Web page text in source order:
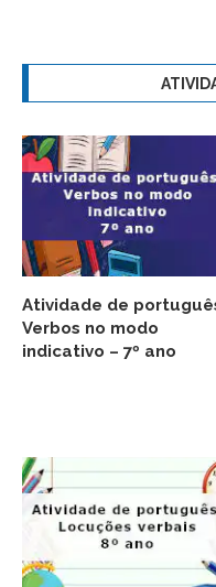
Atividade de
Verbos no modo
indicativo – 7º ano